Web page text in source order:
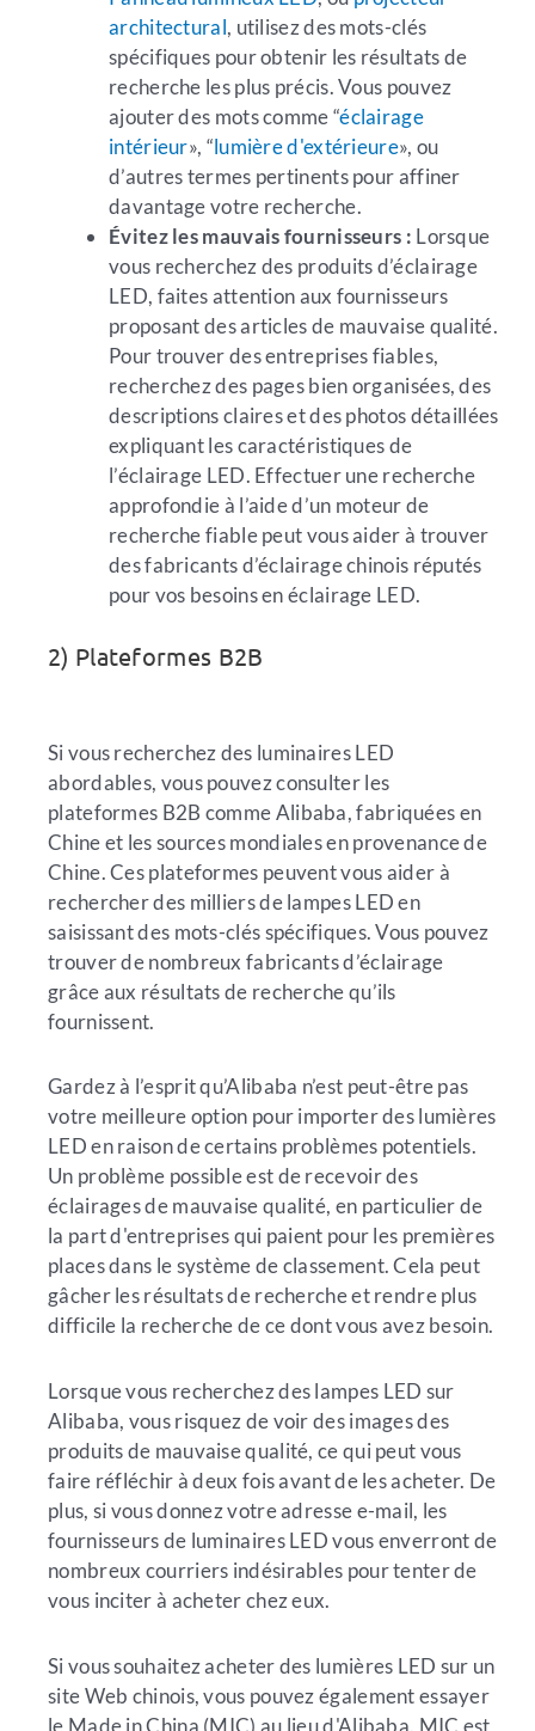
architectural, utilisez des mots-clés
spécifiques pour obtenir les résultats de
recherche les plus précis. Vous pouvez
ajouter des mots comme “éclairage
intérieur», “lumière d'extérieure», ou
d’autres termes pertinents pour affiner
davantage votre recherche.
Évitez les mauvais fournisseurs : Lorsque
vous recherchez des produits d’éclairage
LED, faites attention aux fournisseurs
proposant des articles de mauvaise qualité.
Pour trouver des entreprises fiables,
recherchez des pages bien organisées, des
descriptions claires et des photos détaillées
expliquant les caractéristiques de
l’éclairage LED. Effectuer une recherche
approfondie à l’aide d’un moteur de
recherche fiable peut vous aider à trouver
des fabricants d’éclairage chinois réputés
pour vos besoins en éclairage LED.
2) Plateformes B2B
Si vous recherchez des luminaires LED
abordables, vous pouvez consulter les
plateformes B2B comme Alibaba, fabriquées en
Chine et les sources mondiales en provenance de
Chine. Ces plateformes peuvent vous aider à
rechercher des milliers de lampes LED en
saisissant des mots-clés spécifiques. Vous pouvez
trouver de nombreux fabricants d’éclairage
grâce aux résultats de recherche qu’ils
fournissent.
Gardez à l’esprit qu’Alibaba n’est peut-être pas
votre meilleure option pour importer des lumières
LED en raison de certains problèmes potentiels.
Un problème possible est de recevoir des
éclairages de mauvaise qualité, en particulier de
la part d'entreprises qui paient pour les premières
places dans le système de classement. Cela peut
gâcher les résultats de recherche et rendre plus
difficile la recherche de ce dont vous avez besoin.
Lorsque vous recherchez des lampes LED sur
Alibaba, vous risquez de voir des images des
produits de mauvaise qualité, ce qui peut vous
faire réfléchir à deux fois avant de les acheter. De
plus, si vous donnez votre adresse e-mail, les
fournisseurs de luminaires LED vous enverront de
nombreux courriers indésirables pour tenter de
vous inciter à acheter chez eux.
Si vous souhaitez acheter des lumières LED sur un
site Web chinois, vous pouvez également essayer
le Made in China (MIC) au lieu d'Alibaba. MIC est